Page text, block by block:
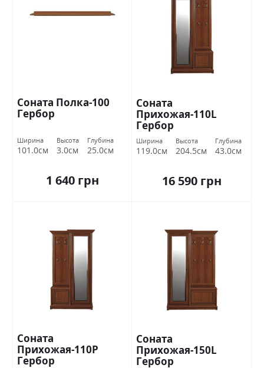
Соната Полка-100
Гербор
Ширина
101.0см
Высота
3.0см
Глубина
25.0см
1 640 грн
Соната
Прихожая-110L
Гербор
Ширина
119.0см
Высота
204.5см
Глубина
43.0см
16 590 грн
Соната
Прихожая-110P
Гербор
Соната
Прихожая-150L
Гербор